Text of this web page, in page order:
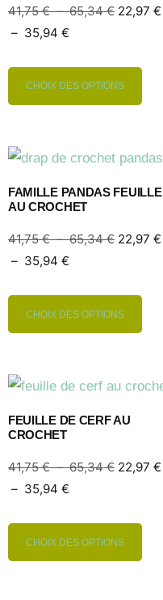
41,75€ – 65,34€ 22,97 €
– 35,94 €
CHOIX DES OPTIONS
FAMILLE PANDAS FEUILLE
AU CROCHET
41,75€ – 65,34€ 22,97 €
– 35,94 €
CHOIX DES OPTIONS
FEUILLE DE CERF AU
CROCHET
41,75€ – 65,34€ 22,97 €
– 35,94 €
CHOIX DES OPTIONS